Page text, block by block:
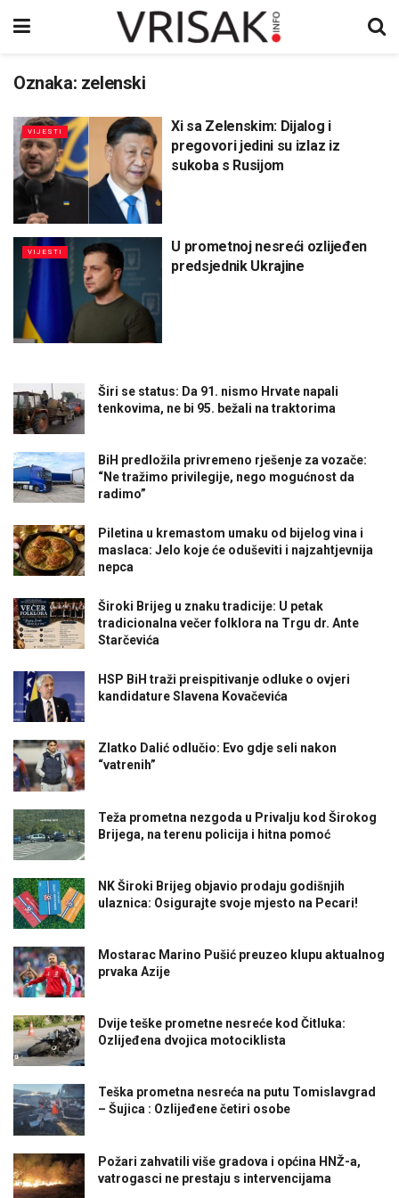
Oznaka: zelenski
VIJESTI
Xi sa Zelenskim: Dijalog i
pregovori jedini su izlaz iz
sukoba s Rusijom
VIJESTI
U prometnoj nesreći ozlijeđen
predsjednik Ukrajine
Širi se status: Da 91. nismo Hrvate napali
tenkovima, ne bi 95. bežali na traktorima
BiH predložila privremeno rješenje za vozače:
“Ne tražimo privilegije, nego mogućnost da
radimo”
Piletina u kremastom umaku od bijelog vina i
maslaca: Jelo koje će oduševiti i najzahtjevnija
nepca
Široki Brijeg u znaku tradicije: U petak
tradicionalna večer folklora na Trgu dr. Ante
Starčevića
HSP BiH traži preispitivanje odluke o ovjeri
kandidature Slavena Kovačevića
Zlatko Dalić odlučio: Evo gdje seli nakon
“vatrenih”
Teža prometna nezgoda u Privalju kod Širokog
Brijega, na terenu policija i hitna pomoć
NK Široki Brijeg objavio prodaju godišnjih
ulaznica: Osigurajte svoje mjesto na Pecari!
Mostarac Marino Pušić preuzeo klupu aktualnog
prvaka Azije
Dvije teške prometne nesreće kod Čitluka:
Ozlijeđena dvojica motociklista
Teška prometna nesreća na putu Tomislavgrad
– Šujica : Ozlijeđene četiri osobe
Požari zahvatili više gradova i općina HNŽ-a,
vatrogasci ne prestaju s intervencijama